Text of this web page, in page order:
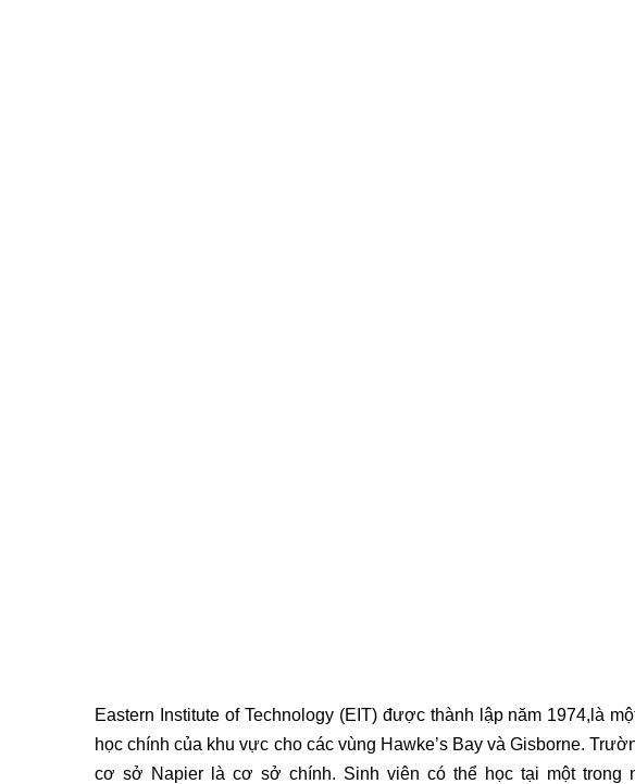
Eastern Institute of Technology (EIT) được thành lập năm 1974,là
học chính của khu vực cho các vùng Hawke’s Bay và Gisborne.
cơ sở Napier là cơ sở chính. Sinh viên có thể học tại một trong